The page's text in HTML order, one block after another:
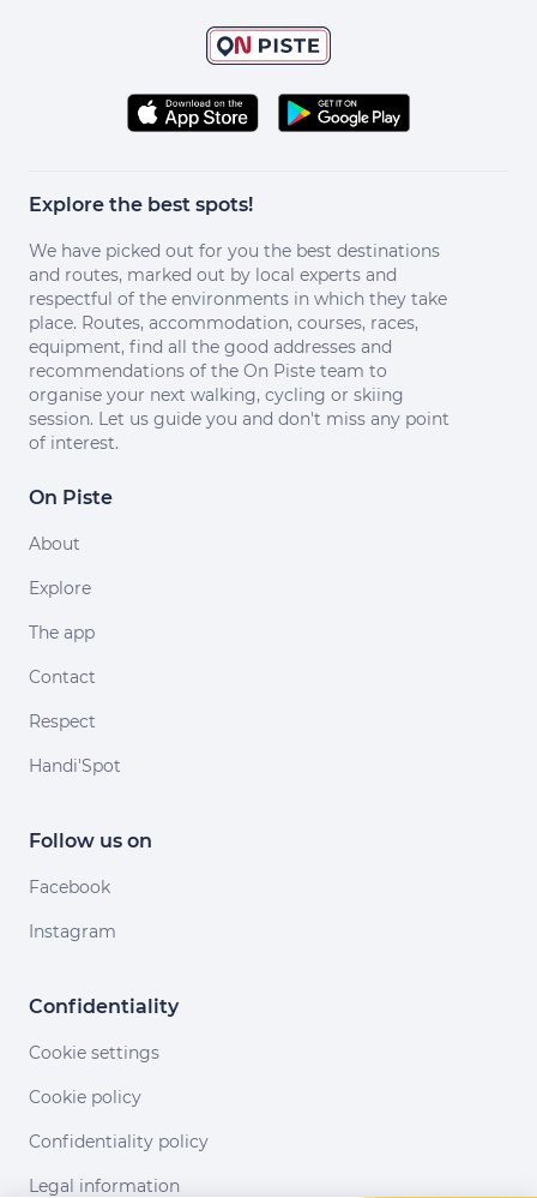
Explore the best spots!
We have picked out for you the best destinations
and routes, marked out by local experts and
respectful of the environments in which they take
place. Routes, accommodation, courses, races,
equipment, find all the good addresses and
recommendations of the On Piste team to
organise your next walking, cycling or skiing
session. Let us guide you and don't miss any point
of interest.
On Piste
About
Explore
The app
Contact
Respect
Handi'Spot
Follow us on
Facebook
Instagram
Confidentiality
Cookie settings
Cookie policy
Confidentiality policy
Legal information